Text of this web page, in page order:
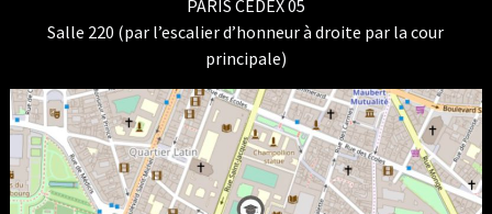
PARIS CEDEX 05
Salle 220 (par l’escalier d’honneur à droite par la cour
principale)